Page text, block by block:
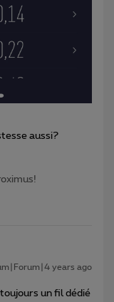
aussi?
years ago
un fil dédié